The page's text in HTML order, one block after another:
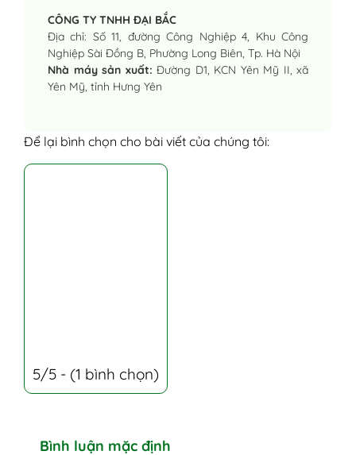
CÔNG TY TNHH ĐẠI BẮC
Địa chỉ: Số 11, đường Công Nghiệp 4, Khu Công
Nghiệp Sài Đồng B, Phường Long Biên, Tp. Hà Nội
Nhà máy sản xuất: Đường D1, KCN Yên Mỹ II, xã
Yên Mỹ, tỉnh Hưng Yên
Để lại bình chọn cho bài viết của chúng tôi:
5/5 - (1 bình chọn)
Bình luận mặc định